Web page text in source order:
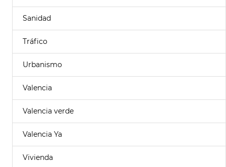
Sanidad
Tráfico
Urbanismo
Valencia
Valencia verde
Valencia Ya
Vivienda